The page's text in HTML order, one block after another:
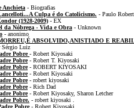
Anchieta - Biografias
Culpa é do Catolicismo. - Paulo
(1928-2009) - EX
da Nóbrega - Vida e Obra - Unknown
- anonimo
ABSOLVIDO,ANISTIADO E
Sérgio Luiz
Pobre- Robert Kiyosaki
Pobre- Robert T. Kiyosaki
Pobre- ROBERT KIYOSAKI
Pobre- Robert Kiyosaki
Pobre- robert kiyosaki
Pobre- Rich Dad
Pobre- Robert Kiyosaky, Sharon Letcher
Pobre. - robert kiyosaki .
Pobre- Robert Kiyosaki